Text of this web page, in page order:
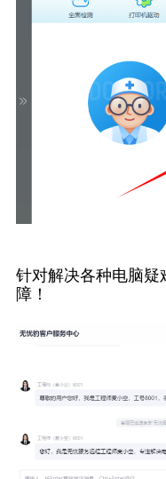
针对解决各种电脑疑
障！